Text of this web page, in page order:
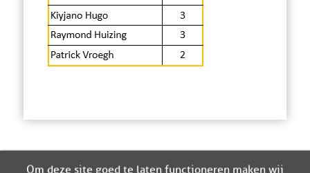
Om deze site goed te laten functioneren maken wij